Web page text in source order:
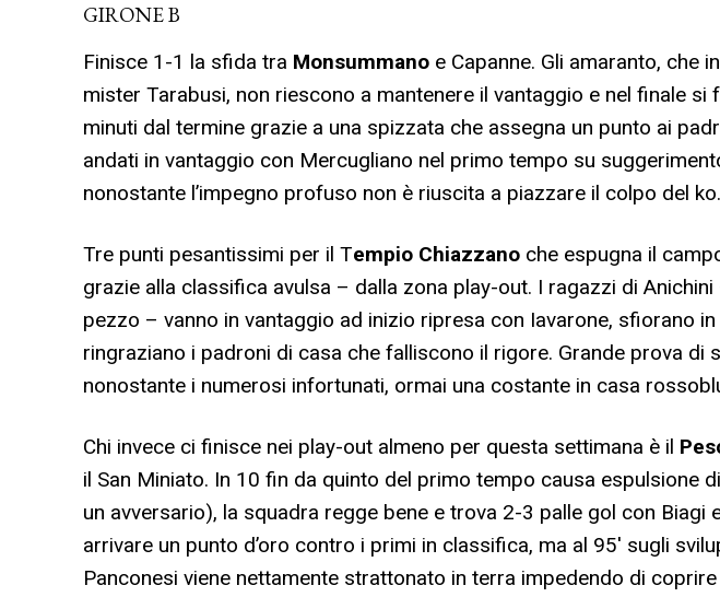
GIRONE B
Finisce 1-1 la sfida tra Monsummano e Capanne. Gli amaranto, che
mister Tarabusi, non riescono a mantenere il vantaggio e nel finale si
minuti dal termine grazie a una spizzata che assegna un punto ai
andati in vantaggio con Mercugliano nel primo tempo su
nonostante l’impegno profuso non è riuscita a piazzare il colpo del ko.
Tre punti pesantissimi per il Tempio Chiazzano che espugna il
grazie alla classifica avulsa – dalla zona play-out. I ragazzi di
pezzo – vanno in vantaggio ad inizio ripresa con Iavarone, sfiorano
ringraziano i padroni di casa che falliscono il rigore. Grande prova di
nonostante i numerosi infortunati, ormai una costante in casa
Chi invece ci finisce nei play-out almeno per questa settimana è il
il San Miniato. In 10 fin da quinto del primo tempo causa espulsione
un avversario), la squadra regge bene e trova 2-3 palle gol con Biagi
arrivare un punto d’oro contro i primi in classifica, ma al 95′ sugli
Panconesi viene nettamente strattonato in terra impedendo di